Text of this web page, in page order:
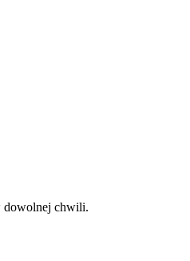
dowolnej chwili.